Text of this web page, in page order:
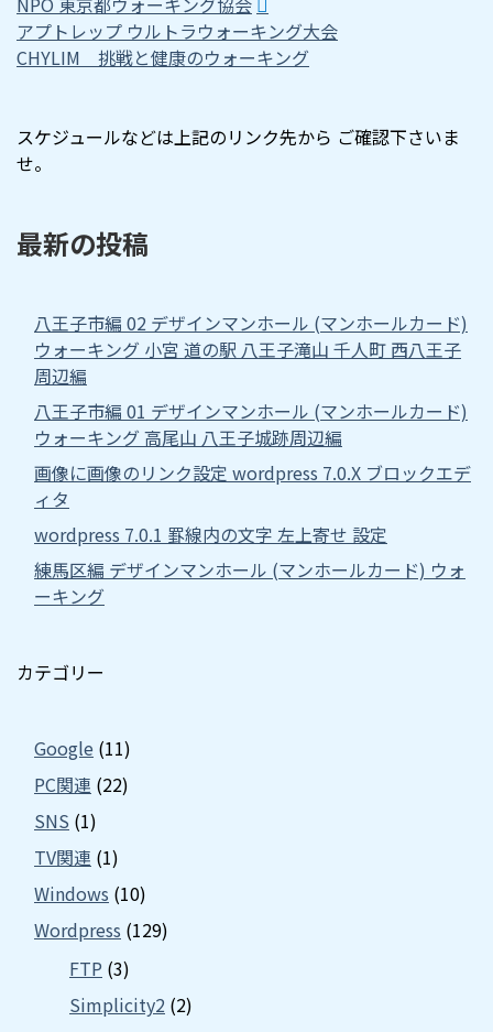
アプトレップ ウルトラウォーキング大会
CHYLIM 挑戦と健康のウォーキング
スケジュールなどは上記のリンク先から ご確認下さいま
せ。
最新の投稿
八王子市編 02 デザインマンホール (マンホールカード)
ウォーキング 小宮 道の駅 八王子滝山 千人町 西八王子
周辺編
八王子市編 01 デザインマンホール (マンホールカード)
ウォーキング 高尾山 八王子城跡周辺編
画像に画像のリンク設定 wordpress 7.0.X ブロックエデ
ィタ
wordpress 7.0.1 罫線内の文字 左上寄せ 設定
練馬区編 デザインマンホール (マンホールカード) ウォ
ーキング
カテゴリー
Google (11)
PC関連 (22)
SNS (1)
TV関連 (1)
Windows (10)
Wordpress (129)
FTP (3)
Simplicity2 (2)